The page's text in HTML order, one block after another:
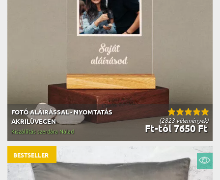
(2823 vélemények)
FOTÓ ALÁIRÁSSAL - NYOMTATÁS
AKRILÜVEGEN
Ft-tól 7650 Ft
Kiszállítás szerdára Nálad
BESTSELLER